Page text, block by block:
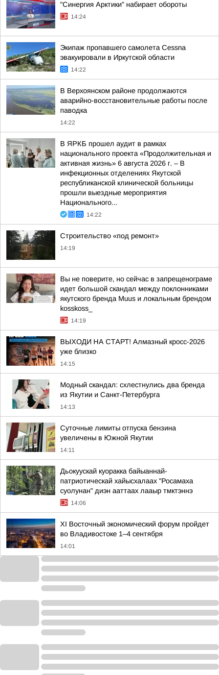
"Синергия Арктики" набирает обороты
14:24
Экипаж пропавшего самолета Cessna
эвакуировали в Иркутской области
14:22
В Верхоянском районе продолжаются
аварийно-восстановительные работы после
паводка
14:22
В ЯРКБ прошел аудит в рамках
национального проекта «Продолжительная и
активная жизнь» 6 августа 2026 г. – В
инфекционных отделениях Якутской
республиканской клинической больницы
прошли выездные мероприятия
Национального...
14:22
Строительство «под ремонт»
14:19
Вы не поверите, но сейчас в запрещенограме
идет большой скандал между поклонниками
якутского бренда Muus и локальным брендом
kosskoss_
14:19
ВЫХОДИ НА СТАРТ! Алмазный кросс-2026
уже близко
14:15
Модный скандал: схлестнулись два бренда
из Якутии и Санкт-Петербурга
14:13
Суточные лимиты отпуска бензина
увеличены в Южной Якутии
14:11
Дьокуускай куоракка байыаннай-
патриотическай хайысхалаах "Росамаха
суолунан" диэн ааттаах лааыр тмктэннэ
14:06
XI Восточный экономический форум пройдет
во Владивостоке 1–4 сентября
14:01